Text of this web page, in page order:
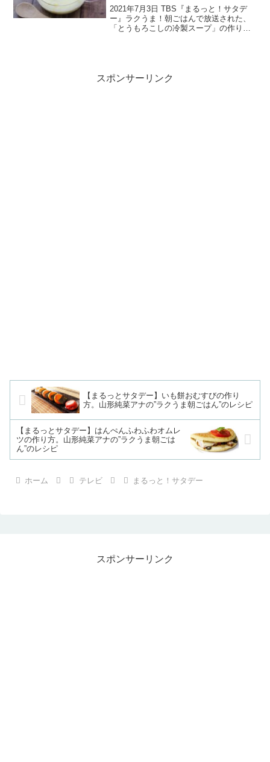
シピ
2021年7月3日 TBS『まるっと！サタデ
ー』ラクうま！朝ごはんで放送された、
「とうもろこしの冷製スープ」の作り方
スポンサーリンク
【まるっとサタデー】いも餅おむすびの作り
方。山形純菜アナの”ラクうま朝ごはん”のレシピ
【まるっとサタデー】はんぺんふわふわオムレ
ツの作り方。山形純菜アナの”ラクうま朝ごは
ん”のレシピ
ホーム テレビ まるっと！サタデー
スポンサーリンク